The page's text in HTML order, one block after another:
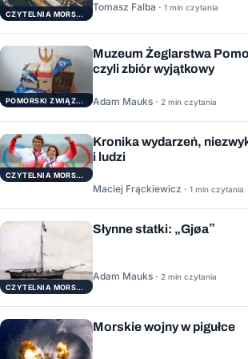
CZYTELNIA MORSKA
Tomasz Falba · 1 min czytania
POMORSKI ZWIĄZEK ŻEGLARSKI
Muzeum Żeglarstwa
czyli zbiór wyjątkowy
Adam Mauks · 2 min czytania
CZYTELNIA MORSKA
Kronika wydarzeń,
i ludzi
Maciej Frąckiewicz · 1 min czytania
CZYTELNIA MORSKA
Słynne statki: „Gjøa”
Adam Mauks · 2 min czytania
Morskie wojny w pigułce